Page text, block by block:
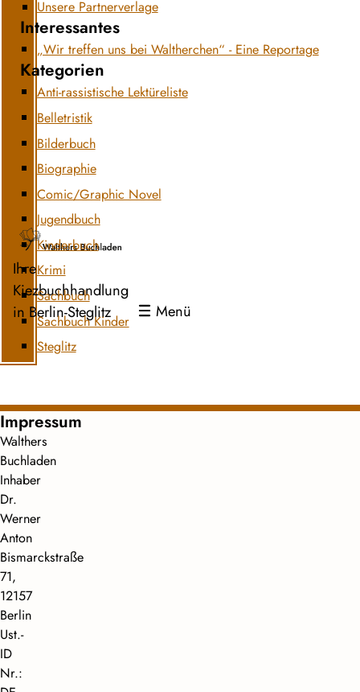
Ihre
Kiezbuchhandlung
in Berlin-Steglitz
Menü
Unsere Partnerverlage
Interessantes
„Wir treffen uns bei Waltherchen“ - Eine Reportage
Kategorien
Anti-rassistische Lektüreliste
Belletristik
Bilderbuch
Biographie
Comic/Graphic Novel
Jugendbuch
Kinderbuch
Krimi
Sachbuch
Sachbuch Kinder
Steglitz
Impressum
Walthers
Buchladen
Inhaber
Dr.
Werner
Anton
Bismarckstraße
71,
12157
Berlin
Ust.-
ID
Nr.: